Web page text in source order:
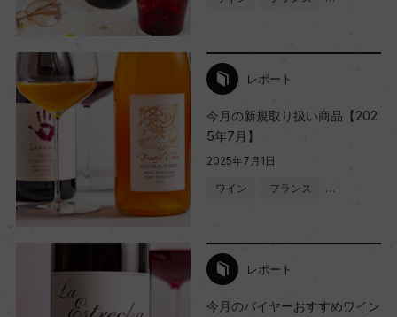
レポート
今月の新規取り扱い商品【202
5年7月】
2025年7月1日
ワイン フランス …
レポート
今月のバイヤーおすすめワイン